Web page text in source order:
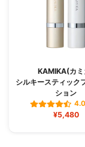
KAMIKA(カミ
シルキースティック
ション
¥5,480